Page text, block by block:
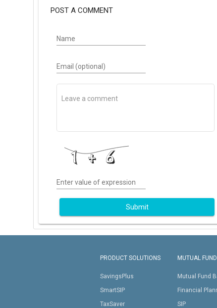
POST A COMMENT
Name
Email (optional)
Enter value of expression
Submit
PRODUCT SOLUTIONS
SavingsPlus
SmartSIP
TaxSaver
MUTUAL
Mutual Fund
Financial
SIP